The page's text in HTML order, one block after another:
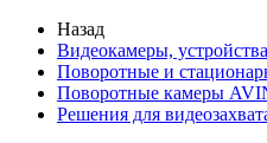
Назад
Видеокамеры,
Поворотные и
Поворотные камеры
Решения для